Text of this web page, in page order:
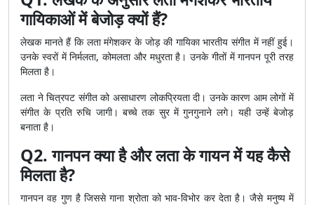
गायिकाओं में बेजोड़ क्यों हैं?
लेखक मानते हैं कि लता मंगेशकर के जोड़ की गायिका भारतीय संगीत में नहीं हुई।
उनके स्वरों में निर्मलता, कोमलता और मधुरता है। उनके गीतों में गानपन पूरी तरह
मिलता है।
लता ने चित्रपट संगीत को असाधारण लोकप्रियता दी। उनके कारण आम लोगों में
संगीत के प्रति रुचि जागी। बच्चे तक सुर में गुनगुनाने लगे। यही उन्हें बेजोड़
बनाता है।
Q2. गानपन क्या है और लता के गायन में यह कैसे
मिलता है?
गानपन वह गुण है जिससे गाना श्रोता को भाव-विभोर कर देता है। जैसे मनुष्य में